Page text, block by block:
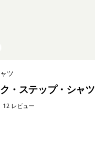
ツ
・ステップ・シャツ
5
12 レビュー